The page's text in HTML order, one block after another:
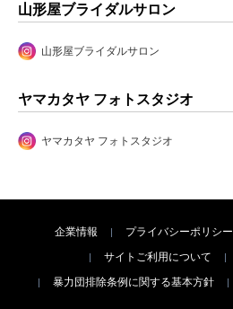
山形屋ブライダルサロン
山形屋ブライダルサロン
ヤマカタヤ フォトスタジオ
ヤマカタヤ フォトスタジオ
企業情報 プライバシーポリシー
サイトご利用について
暴力団排除条例に関する基本方針